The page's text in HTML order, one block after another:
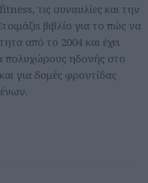
τις συναυλίες και την
βιβλίο για το πώς να
από το 2004 και έχει
πολυχώρους ηδονής στο
για δομές φροντίδας